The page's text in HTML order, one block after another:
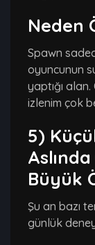
Neden
Spawn
oyuncunun
yaptığı
izlenim çok
5)
Büyük
Şu an bazı
günlük